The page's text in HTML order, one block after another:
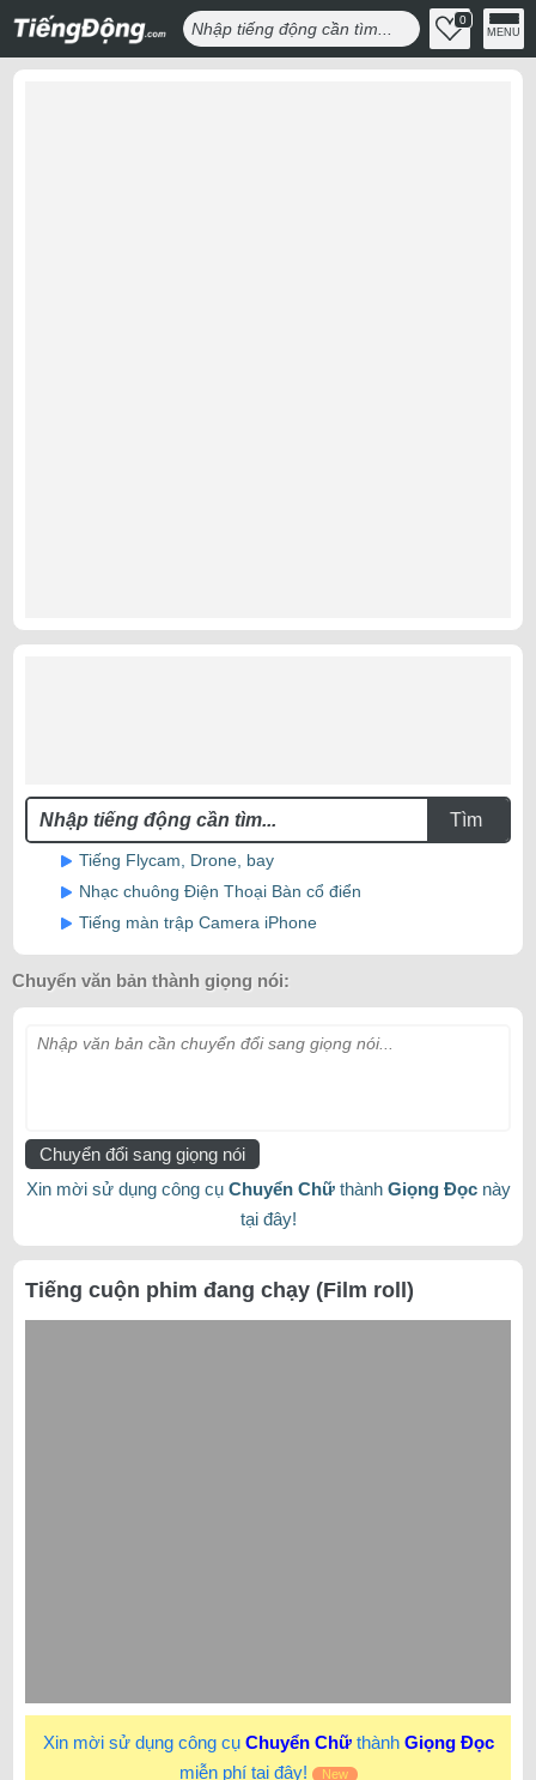
0
MENU
Tìm
Tiếng Flycam, Drone, bay
Nhạc chuông Điện Thoại Bàn cổ điển
Tiếng màn trập Camera iPhone
Chuyển văn bản thành giọng nói:
Nhập văn bản cần chuyển đổi sang giọng nói...
Chuyển đổi sang giọng nói
Xin mời sử dụng công cụ Chuyển Chữthành Giọng Đọcnày
tại đây!
Tiếng cuộn phim đang chạy (Film roll)
Xin mời sử dụng công cụ Chuyển Chữthành Giọng Đọc
miễn phí tại đây!
New